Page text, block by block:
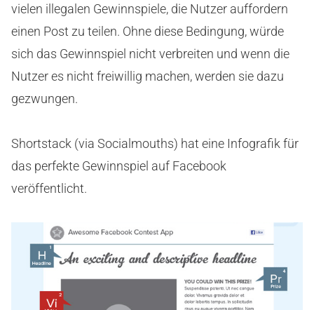
vielen illegalen Gewinnspiele, die Nutzer auffordern
einen Post zu teilen. Ohne diese Bedingung, würde
sich das Gewinnspiel nicht verbreiten und wenn die
Nutzer es nicht freiwillig machen, werden sie dazu
gezwungen.
Shortstack (via Socialmouths) hat eine Infografik für
das perfekte Gewinnspiel auf Facebook
veröffentlicht.